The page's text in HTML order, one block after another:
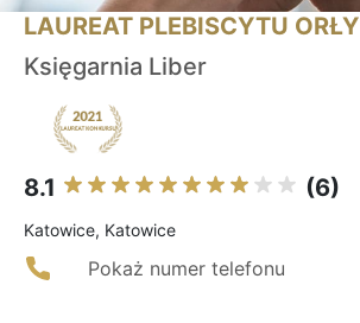
LAUREAT PLEBISCYTU ORŁY
Księgarnia Liber
8.1 (6)
Katowice, Katowice
Pokaż numer telefonu